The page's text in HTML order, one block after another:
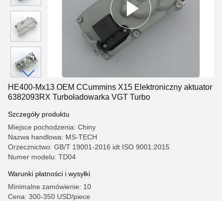
HE400-Mx13 OEM CCummins X15 Elektroniczny aktuator
6382093RX Turboładowarka VGT Turbo
Szczegóły produktu
Miejsce pochodzenia: Chiny
Nazwa handlowa: MS-TECH
Orzecznictwo: GB/T 19001-2016 idt ISO 9001:2015
Numer modelu: TD04
Warunki płatności i wysyłki
Minimalne zamówienie: 10
Cena: 300-350 USD/piece